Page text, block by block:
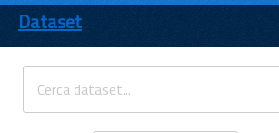
ENTI
TEMI
INFORMAZIONI
Dataset